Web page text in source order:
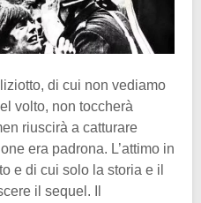
di cui non vediamo
volto, non toccherà
riuscirà a catturare
era padrona. L’attimo in
e di cui solo la storia e il
il sequel. Il